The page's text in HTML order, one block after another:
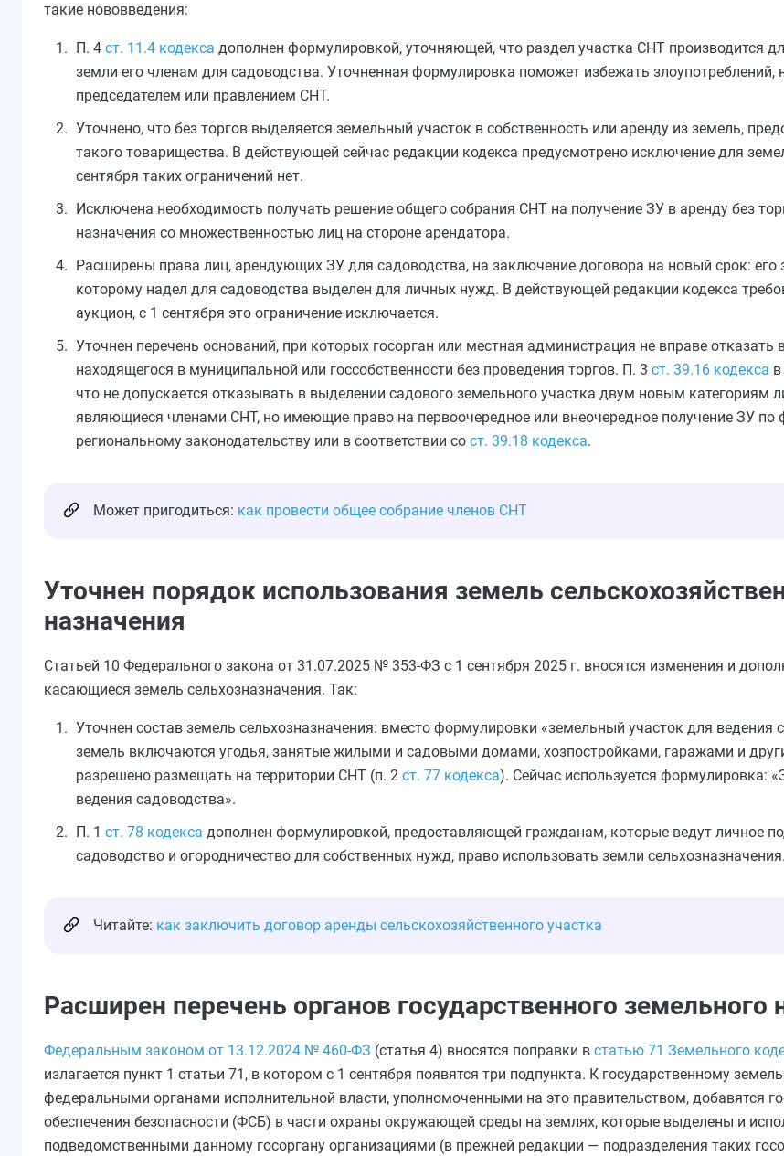
такие нововведения:
П. 4 ст. 11.4 кодекса дополнен формулировкой, уточняющей, что раздел участка СНТ производится
земли его членам для садоводства. Уточненная формулировка поможет избежать злоупотреблений,
председателем или правлением СНТ.
Уточнено, что без торгов выделяется земельный участок в собственность или аренду из земель,
такого товарищества. В действующей сейчас редакции кодекса предусмотрено исключение для
сентября таких ограничений нет.
Исключена необходимость получать решение общего собрания СНТ на получение ЗУ в аренду без
назначения со множественностью лиц на стороне арендатора.
Расширены права лиц, арендующих ЗУ для садоводства, на заключение договора на новый срок:
которому надел для садоводства выделен для личных нужд. В действующей редакции кодекса
аукцион, с 1 сентября это ограничение исключается.
Уточнен перечень оснований, при которых госорган или местная администрация не вправе отказать
находящегося в муниципальной или госсобственности без проведения торгов. П. 3 ст. 39.16 кодекса
что не допускается отказывать в выделении садового земельного участка двум новым категориям
являющиеся членами СНТ, но имеющие право на первоочередное или внеочередное получение ЗУ по
региональному законодательству или в соответствии со ст. 39.18 кодекса.
Может пригодиться: как провести общее собрание членов СНТ
Уточнен порядок использования земель
назначения
Статьей 10 Федерального закона от 31.07.2025 № 353-ФЗ с 1 сентября 2025 г. вносятся изменения и
касающиеся земель сельхозназначения. Так:
Уточнен состав земель сельхозназначения: вместо формулировки «земельный участок для ведения
земель включаются угодья, занятые жилыми и садовыми домами, хозпостройками, гаражами и
разрешено размещать на территории СНТ (п. 2 ст. 77 кодекса). Сейчас используется формулировка:
ведения садоводства».
П. 1 ст. 78 кодекса дополнен формулировкой, предоставляющей гражданам, которые ведут личное
садоводство и огородничество для собственных нужд, право использовать земли сельхозназначения.
Читайте: как заключить договор аренды сельскохозяйственного участка
Расширен перечень органов государственного земельного
Федеральным законом от 13.12.2024 № 460-ФЗ (статья 4) вносятся поправки в статью 71 Земельного
излагается пункт 1 статьи 71, в котором с 1 сентября появятся три подпункта. К государственному
федеральными органами исполнительной власти, уполномоченными на это правительством, добавятся
обеспечения безопасности (ФСБ) в части охраны окружающей среды на землях, которые выделены и
подведомственными данному госоргану организациями (в прежней редакции — подразделения таких